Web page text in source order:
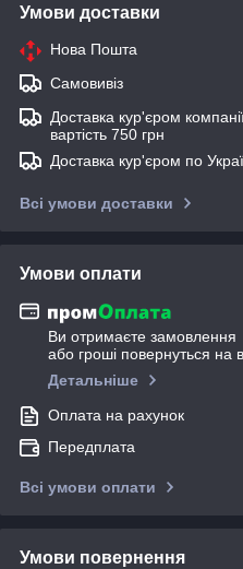
Умови доставки
Нова Пошта
Самовивіз
Доставка кур'єром
вартість 750 грн
Доставка кур'єром по
Всі умови доставки
Умови оплати
Ви отримаєте замовлення
або гроші повернуться на
Детальніше
Оплата на рахунок
Передплата
Всі умови оплати
Умови повернення